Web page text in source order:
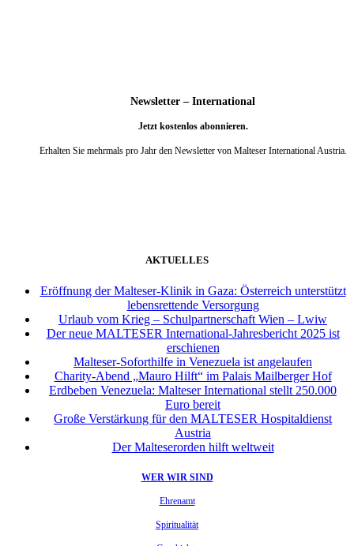
Newsletter – International
Jetzt kostenlos abonnieren.
Erhalten Sie mehrmals pro Jahr den Newsletter von Malteser International Austria.
AKTUELLES
Eröffnung der Malteser-Klinik in Gaza: Österreich unterstützt
lebensrettende Versorgung
Urlaub vom Krieg – Schulpartnerschaft Wien – Lwiw
Der neue MALTESER International-Jahresbericht 2025 ist
erschienen
Malteser-Soforthilfe in Venezuela ist angelaufen
Charity-Abend „Mauro Hilft“ im Palais Mailberger Hof
Erdbeben Venezuela: Malteser International stellt 250.000
Euro bereit
Große Verstärkung für den MALTESER Hospitaldienst
Austria
Der Malteserorden hilft weltweit
WER WIR SIND
Ehrenamt
Spiritualität